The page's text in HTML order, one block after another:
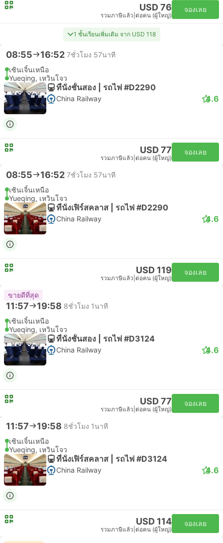
USD 76
รวมภาษีแล้ว ต่อคน (ผู้ใหญ่)
จองเลย
1 ชั้นเรียนเพิ่มเติม จาก USD 118
08:55 16:52 7ชั่วโมง 57นาที
เซินเจิ้นเหนือ
Yueqing, เหวินโจว
ที่นั่งชั้นสอง | รถไฟ #D2290
China Railway 4.6
USD 77
รวมภาษีแล้ว ต่อคน (ผู้ใหญ่)
จองเลย
08:55 16:52 7ชั่วโมง 57นาที
เซินเจิ้นเหนือ
Yueqing, เหวินโจว
ที่นั่งเฟิร์สคลาส | รถไฟ #D2290
China Railway 4.6
USD 119
รวมภาษีแล้ว ต่อคน (ผู้ใหญ่)
จองเลย
ขายดีที่สุด
11:57 19:58 8ชั่วโมง 1นาที
เซินเจิ้นเหนือ
Yueqing, เหวินโจว
ที่นั่งชั้นสอง | รถไฟ #D3124
China Railway 4.6
USD 77
รวมภาษีแล้ว ต่อคน (ผู้ใหญ่)
จองเลย
11:57 19:58 8ชั่วโมง 1นาที
เซินเจิ้นเหนือ
Yueqing, เหวินโจว
ที่นั่งเฟิร์สคลาส | รถไฟ #D3124
China Railway 4.6
USD 114
รวมภาษีแล้ว ต่อคน (ผู้ใหญ่)
จองเลย